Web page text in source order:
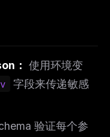
： 使用环境变
字段来传递敏感
验证每个参